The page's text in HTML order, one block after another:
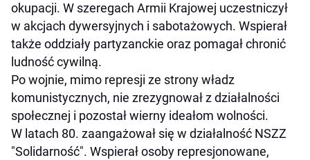
okupacji. W szeregach Armii Krajowej uczestniczył
w akcjach dywersyjnych i sabotażowych. Wspierał
także oddziały partyzanckie oraz pomagał chronić
ludność cywilną.
Po wojnie, mimo represji ze strony władz
komunistycznych, nie zrezygnował z działalności
społecznej i pozostał wierny ideałom wolności.
W latach 80. zaangażował się w działalność NSZZ
"Solidarność". Wspierał osoby represjonowane,